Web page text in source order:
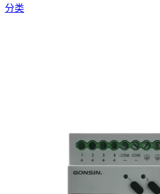
分类